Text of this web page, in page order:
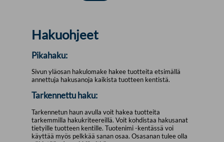
Hakuohjeet
Pikahaku:
Sivun yläosan hakulomake hakee tuotteita etsimällä
annettuja hakusanoja kaikista tuotteen kentistä.
Tarkennettu haku:
Tarkennetun haun avulla voit hakea tuotteita
tarkemmilla hakukriteereillä. Voit kohdistaa hakusanat
tietyille tuotteen kentille. Tuotenimi -kentässä voi
käyttää myös pelkkää sanan osaa. Osasanan tulee olla